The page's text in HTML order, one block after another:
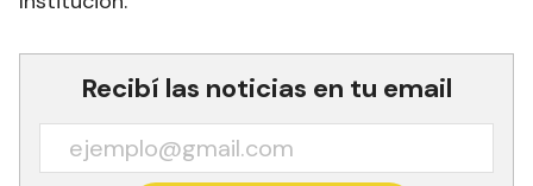
Recibí las noticias en tu email